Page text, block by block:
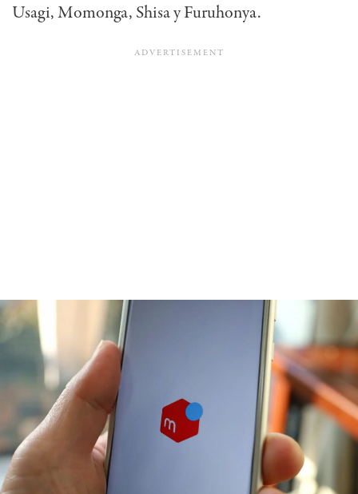
Usagi, Momonga, Shisa y Furuhonya.